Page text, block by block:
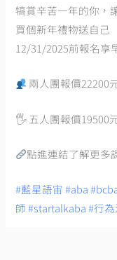
犒賞辛苦一年的你，
買個新年禮物送自己
12/31/2025前報名享
兩人團報價22200
🖐️ 五人團報價19500
點進連結了解更多
#藍星語宙#aba
師#startalkaba#行